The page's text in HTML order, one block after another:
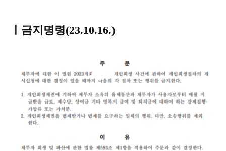
ㅣ금지명령(23.10.16.)